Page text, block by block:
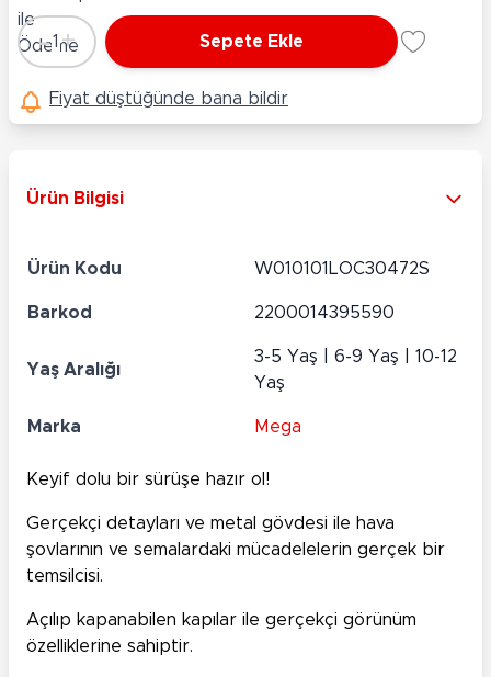
Adet
-1 + Sepete Ekle
Fiyat düştüğünde bana bildir
Ürün Bilgisi
Ürün Kodu W010101LOC30472S
Barkod 2200014395590
Yaş Aralığı
3-5 Yaş | 6-9 Yaş | 10-12
Yaş
Marka Mega
Keyif dolu bir sürüşe hazır ol!
Gerçekçi detayları ve metal gövdesi ile hava
şovlarının ve semalardaki mücadelelerin gerçek bir
temsilcisi.
Açılıp kapanabilen kapılar ile gerçekçi görünüm
özelliklerine sahiptir.